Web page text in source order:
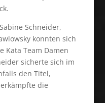
Schneider,
konnten sich
Kata Team Damen
sicherte sich im
den Titel,
die